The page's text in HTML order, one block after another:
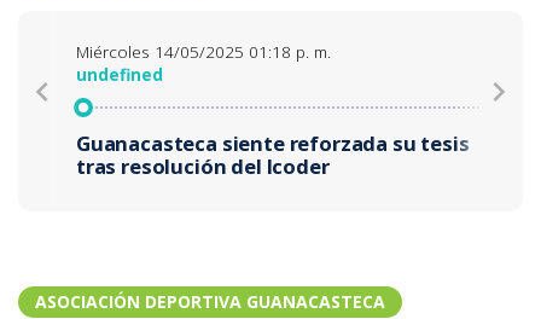
Miércoles 14/05/2025 01:18 p. m.
undefined
Guanacasteca siente reforzada su tesis
tras resolución del Icoder
ASOCIACIÓN DEPORTIVA GUANACASTECA